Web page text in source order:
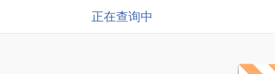
正在查询中